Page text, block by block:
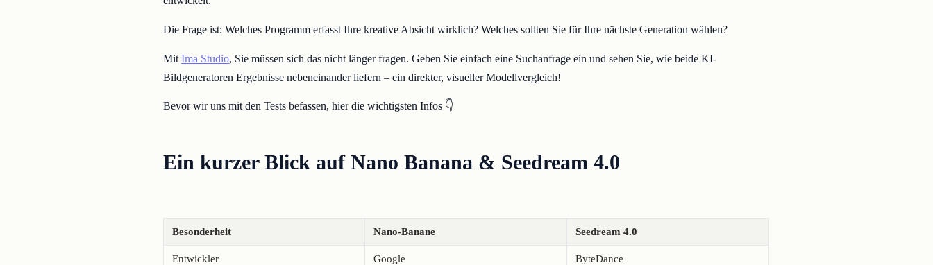
Die Frage ist: Welches Programm erfasst Ihre kreative Absicht wirklich? Welches sollten Sie für Ihre nächste Generation wählen?
MitIma Studio, Sie müssen sich das nicht länger fragen. Geben Sie einfach eine Suchanfrage ein und sehen Sie, wie beide KI-
Bildgeneratoren Ergebnisse nebeneinander liefern – ein direkter, visueller Modellvergleich!
Bevor wir uns mit den Tests befassen, hier die wichtigsten Infos 👇
Ein kurzer Blick auf Nano Banana & Seedream 4.0
Besonderheit Nano-Banane Seedream 4.0
Entwickler Google ByteDance